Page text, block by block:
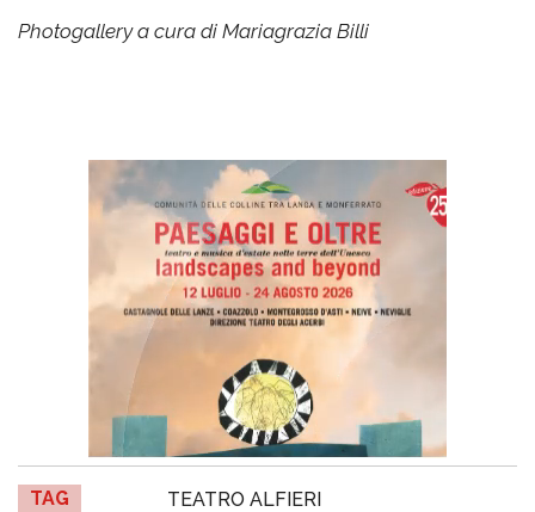
Photogallery a cura di Mariagrazia Billi
TAG
TEATRO ALFIERI